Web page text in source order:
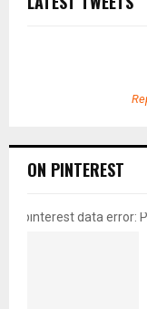
ON PINTEREST
pinterest data error: